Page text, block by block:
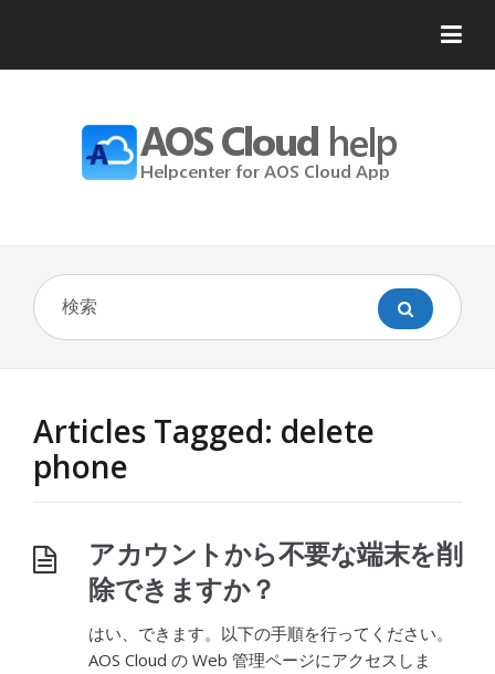
Articles Tagged: delete
phone
アカウントから不要な端末を削
除できますか？
はい、できます。以下の手順を行ってください。
AOS Cloud の Web 管理ページにアクセスしま